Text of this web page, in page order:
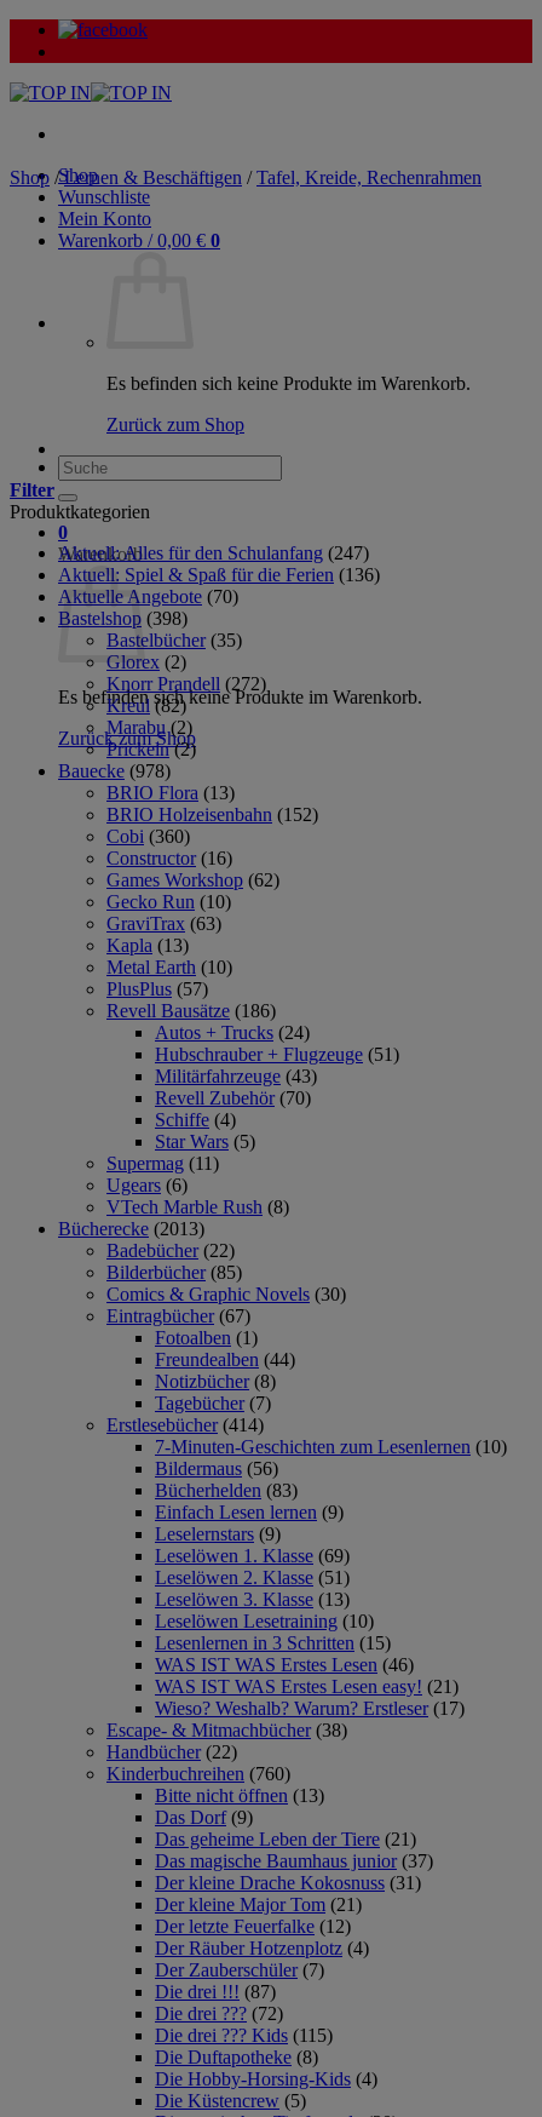
Zum
Inhalt
Shop
Wunschliste
Mein Konto
Warenkorb /0,00 € 0
Es befinden sich keine Produkte im Warenkorb.
Zurück zum Shop
Suche
nach:
0
Warenkorb
Es befinden sich keine Produkte im Warenkorb.
Zurück zum Shop
Shop / Lernen & Beschäftigen / Tafel, Kreide, Rechenrahmen
Filter
Produktkategorien
Aktuell: Alles für den Schulanfang (247)
Aktuell: Spiel & Spaß für die Ferien (136)
Aktuelle Angebote (70)
Bastelshop (398)
Bastelbücher (35)
Glorex (2)
Knorr Prandell (272)
Kreul (82)
Marabu (2)
Prickeln (2)
Bauecke (978)
BRIO Flora (13)
BRIO Holzeisenbahn (152)
Cobi (360)
Constructor (16)
Games Workshop (62)
Gecko Run (10)
GraviTrax (63)
Kapla (13)
Metal Earth (10)
PlusPlus (57)
Revell Bausätze (186)
Autos + Trucks (24)
Hubschrauber + Flugzeuge (51)
Militärfahrzeuge (43)
Revell Zubehör (70)
Schiffe (4)
Star Wars (5)
Supermag (11)
Ugears (6)
VTech Marble Rush (8)
Bücherecke (2013)
Badebücher (22)
Bilderbücher (85)
Comics & Graphic Novels (30)
Eintragbücher (67)
Fotoalben (1)
Freundealben (44)
Notizbücher (8)
Tagebücher (7)
Erstlesebücher (414)
7-Minuten-Geschichten zum Lesenlernen (10)
Bildermaus (56)
Bücherhelden (83)
Einfach Lesen lernen (9)
Leselernstars (9)
Leselöwen 1. Klasse (69)
Leselöwen 2. Klasse (51)
Leselöwen 3. Klasse (13)
Leselöwen Lesetraining (10)
Lesenlernen in 3 Schritten (15)
WAS IST WAS Erstes Lesen (46)
WAS IST WAS Erstes Lesen easy! (21)
Wieso? Weshalb? Warum? Erstleser (17)
Escape- & Mitmachbücher (38)
Handbücher (22)
Kinderbuchreihen (760)
Bitte nicht öffnen (13)
Das Dorf (9)
Das geheime Leben der Tiere (21)
Das magische Baumhaus junior (37)
Der kleine Drache Kokosnuss (31)
Der kleine Major Tom (21)
Der letzte Feuerfalke (12)
Der Räuber Hotzenplotz (4)
Der Zauberschüler (7)
Die drei !!! (87)
Die drei ??? (72)
Die drei ??? Kids (115)
Die Duftapotheke (8)
Die Hobby-Horsing-Kids (4)
Die Küstencrew (5)